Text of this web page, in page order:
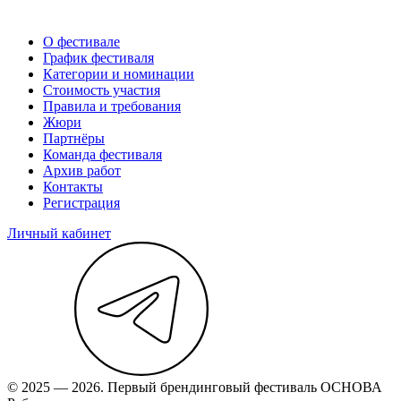
О фестивале
График фестиваля
Категории и номинации
Стоимость участия
Правила и требования
Жюри
Партнёры
Команда фестиваля
Архив работ
Контакты
Регистрация
Личный кабинет
© 2025 — 2026. Первый брендинговый фестиваль ОСНОВА